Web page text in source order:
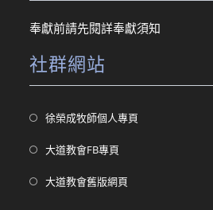
奉獻前請先閱詳奉獻須知
社群網站
徐榮成牧師個人專頁
大道教會FB專頁
a
大道教會舊版網頁